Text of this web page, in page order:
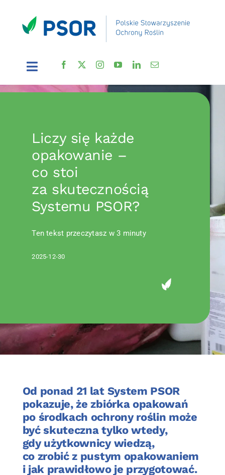
zawartości
Toggle
Navigation
O PSOR
Ochrona roślin
Aktualności
SZUKAJ
Liczy się każde
opakowanie –
co stoi
za skutecznością
Systemu PSOR?
Ten tekst przeczytasz w 3 minuty
2025-12-30
Od ponad 21 lat System PSOR
pokazuje, że zbiórka opakowań
po środkach ochrony roślin może
być skuteczna tylko wtedy,
gdy użytkownicy wiedzą,
co zrobić z pustym opakowaniem
i jak prawidłowo je przygotować.